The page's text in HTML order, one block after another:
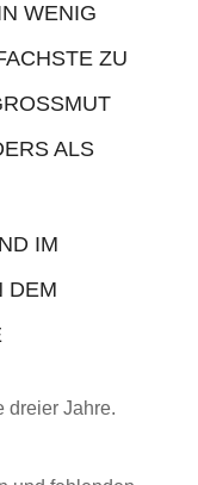
WENIG
ZU
Z
ALS W
IM
DEM
dreier Jahre.